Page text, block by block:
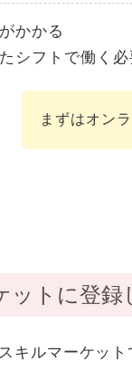
かかる
シフトで働く必
まずはオン
トに登録
キルマーケッ